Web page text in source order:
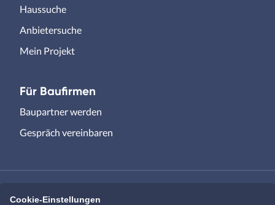
Haussuche
Anbietersuche
Mein Projekt
Für Baufirmen
Baupartner werden
Gespräch vereinbaren
Cookie-Einstellungen